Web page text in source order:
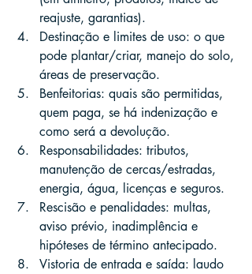
reajuste, garantias).
Destinação e limites de uso: o que
pode plantar/criar, manejo do solo,
áreas de preservação.
Benfeitorias: quais são permitidas,
quem paga, se há indenização e
como será a devolução.
Responsabilidades: tributos,
manutenção de cercas/estradas,
energia, água, licenças e seguros.
Rescisão e penalidades: multas,
aviso prévio, inadimplência e
hipóteses de término antecipado.
Vistoria de entrada e saída: laudo